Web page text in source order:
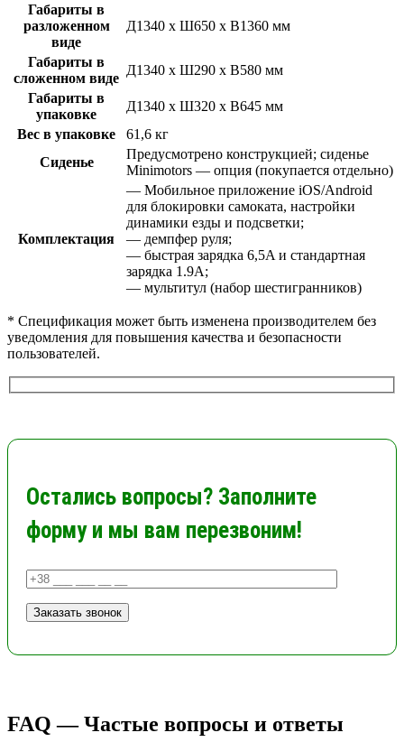
Габариты в
разложенном
виде
Д1340 х Ш650 х В1360 мм
Габариты в
сложенном виде
Д1340 х Ш290 х В580 мм
Габариты в
упаковке
Д1340 х Ш320 х В645 мм
Вес в упаковке
61,6 кг
Сиденье
Предусмотрено конструкцией; сиденье
Minimotors — опция (покупается отдельно)
Комплектация
— Мобильное приложение iOS/Android
для блокировки самоката, настройки
динамики езды и подсветки;
— демпфер руля;
— быстрая зарядка 6,5A и стандартная
зарядка 1.9A;
— мультитул (набор шестигранников)
* Спецификация может быть изменена производителем без
уведомления для повышения качества и безопасности
пользователей.
Остались вопросы? Заполните
форму и мы вам перезвоним!
FAQ — Частые вопросы и ответы